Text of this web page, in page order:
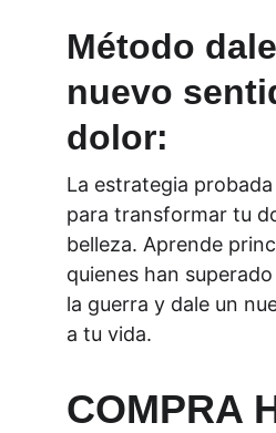
Método
nuevo
dolor:
La estrategia
para transformar tu
belleza. Aprende
quienes han
la guerra y dale un
a tu vida.
COMPRA